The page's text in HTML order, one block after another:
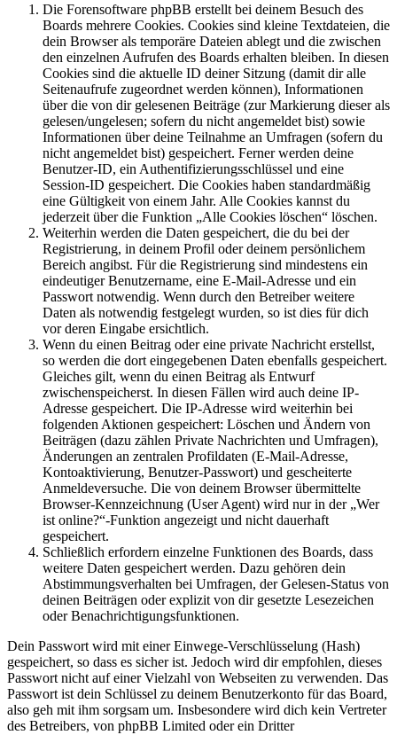
Die Forensoftware phpBB erstellt bei deinem Besuch des
Boards mehrere Cookies. Cookies sind kleine Textdateien, die
dein Browser als temporäre Dateien ablegt und die zwischen
den einzelnen Aufrufen des Boards erhalten bleiben. In diesen
Cookies sind die aktuelle ID deiner Sitzung (damit dir alle
Seitenaufrufe zugeordnet werden können), Informationen
über die von dir gelesenen Beiträge (zur Markierung dieser als
gelesen/ungelesen; sofern du nicht angemeldet bist) sowie
Informationen über deine Teilnahme an Umfragen (sofern du
nicht angemeldet bist) gespeichert. Ferner werden deine
Benutzer-ID, ein Authentifizierungsschlüssel und eine
Session-ID gespeichert. Die Cookies haben standardmäßig
eine Gültigkeit von einem Jahr. Alle Cookies kannst du
jederzeit über die Funktion „Alle Cookies löschen“ löschen.
Weiterhin werden die Daten gespeichert, die du bei der
Registrierung, in deinem Profil oder deinem persönlichem
Bereich angibst. Für die Registrierung sind mindestens ein
eindeutiger Benutzername, eine E-Mail-Adresse und ein
Passwort notwendig. Wenn durch den Betreiber weitere
Daten als notwendig festgelegt wurden, so ist dies für dich
vor deren Eingabe ersichtlich.
Wenn du einen Beitrag oder eine private Nachricht erstellst,
so werden die dort eingegebenen Daten ebenfalls gespeichert.
Gleiches gilt, wenn du einen Beitrag als Entwurf
zwischenspeicherst. In diesen Fällen wird auch deine IP-
Adresse gespeichert. Die IP-Adresse wird weiterhin bei
folgenden Aktionen gespeichert: Löschen und Ändern von
Beiträgen (dazu zählen Private Nachrichten und Umfragen),
Änderungen an zentralen Profildaten (E-Mail-Adresse,
Kontoaktivierung, Benutzer-Passwort) und gescheiterte
Anmeldeversuche. Die von deinem Browser übermittelte
Browser-Kennzeichnung (User Agent) wird nur in der „Wer
ist online?“-Funktion angezeigt und nicht dauerhaft
gespeichert.
Schließlich erfordern einzelne Funktionen des Boards, dass
weitere Daten gespeichert werden. Dazu gehören dein
Abstimmungsverhalten bei Umfragen, der Gelesen-Status von
deinen Beiträgen oder explizit von dir gesetzte Lesezeichen
oder Benachrichtigungsfunktionen.
Dein Passwort wird mit einer Einwege-Verschlüsselung (Hash)
gespeichert, so dass es sicher ist. Jedoch wird dir empfohlen, dieses
Passwort nicht auf einer Vielzahl von Webseiten zu verwenden. Das
Passwort ist dein Schlüssel zu deinem Benutzerkonto für das Board,
also geh mit ihm sorgsam um. Insbesondere wird dich kein Vertreter
des Betreibers, von phpBB Limited oder ein Dritter